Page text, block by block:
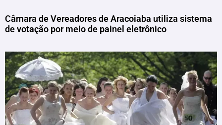
Câmara de Vereadores de Aracoiaba utiliza sistema
de votação por meio de painel eletrônico